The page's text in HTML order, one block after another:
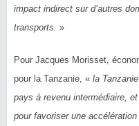
impact indirect sur d’autres
transports. »
Pour Jacques Morisset,
pour la Tanzanie, « la
pays à revenu intermédiaire,
pour favoriser une